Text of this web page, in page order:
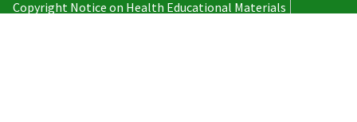
Copyright Notice on Health Educational Materials